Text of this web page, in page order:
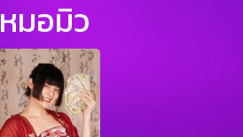
หมอมิว